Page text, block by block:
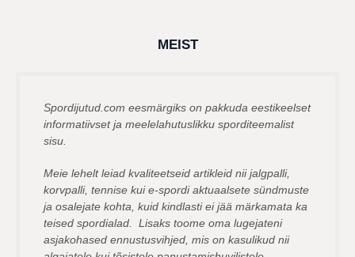
MEIST
Spordijutud.com eesmärgiks on pakkuda eestikeelset
informatiivset ja meelelahutuslikku sporditeemalist
sisu.
Meie lehelt leiad kvaliteetseid artikleid nii jalgpalli,
korvpalli, tennise kui e-spordi aktuaalsete sündmuste
ja osalejate kohta, kuid kindlasti ei jää märkamata ka
teised spordialad. Lisaks toome oma lugejateni
asjakohased ennustusvihjed, mis on kasulikud nii